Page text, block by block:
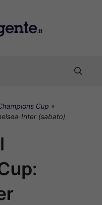
Cup »
Inter (sabato)